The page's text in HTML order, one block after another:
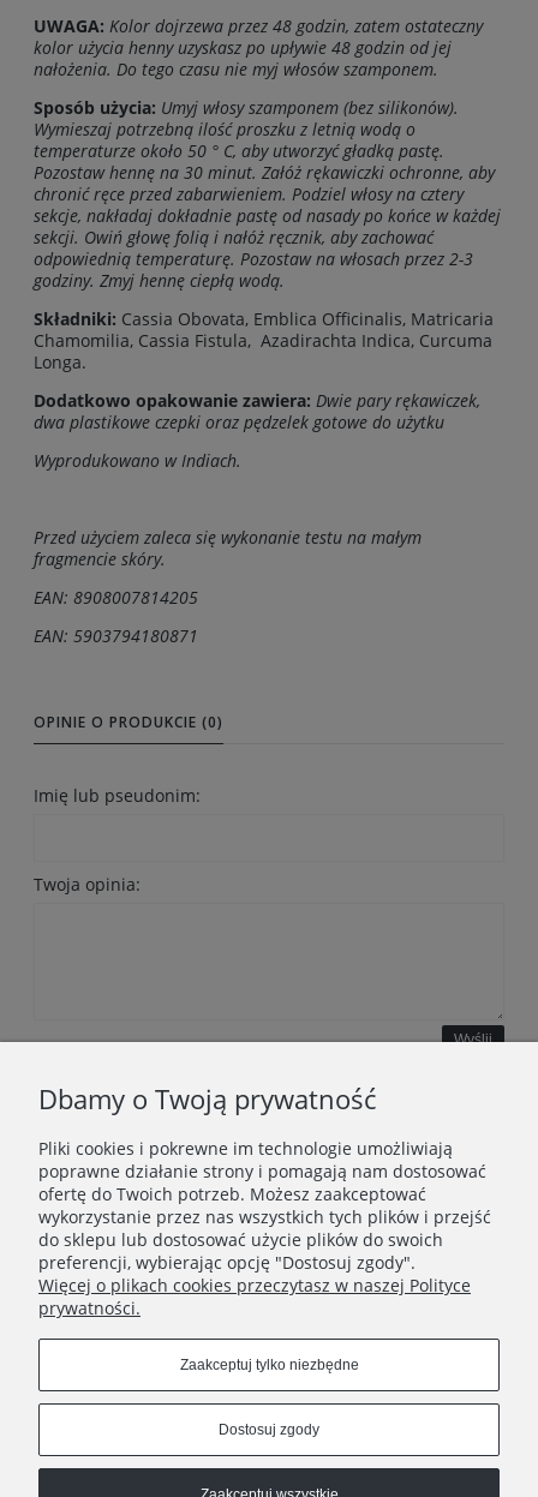
UWAGA: Kolor dojrzewa przez 48 godzin, zatem ostateczny
kolor użycia henny uzyskasz po upływie 48 godzin od jej
nałożenia. Do tego czasu nie myj włosów szamponem.
Sposób użycia: Umyj włosy szamponem (bez silikonów).
Wymieszaj potrzebną ilość proszku z letnią wodą o
temperaturze około 50 ° C, aby utworzyć gładką pastę.
Pozostaw hennę na 30 minut. Załóż rękawiczki ochronne, aby
chronić ręce przed zabarwieniem. Podziel włosy na cztery
sekcje, nakładaj dokładnie pastę od nasady po końce w każdej
sekcji. Owiń głowę folią i nałóż ręcznik, aby zachować
odpowiednią temperaturę. Pozostaw na włosach przez 2-3
godziny. Zmyj hennę ciepłą wodą.
Składniki: Cassia Obovata, Emblica Officinalis, Matricaria
Chamomilia, Cassia Fistula, Azadirachta Indica, Curcuma
Longa.
Dodatkowo opakowanie zawiera: Dwie pary rękawiczek,
dwa plastikowe czepki oraz pędzelek gotowe do użytku
Wyprodukowano w Indiach.
Przed użyciem zaleca się wykonanie testu na małym
fragmencie skóry.
EAN: 8908007814205
EAN: 5903794180871
OPINIE O PRODUKCIE (0)
Imię lub pseudonim:
Twoja opinia:
Wyślij
WAŻNE INFORMACJE
POLECANE STRONY
Dbamy o Twoją prywatność
Pliki cookies i pokrewne im technologie umożliwiają
poprawne działanie strony i pomagają nam dostosować
ofertę do Twoich potrzeb. Możesz zaakceptować
wykorzystanie przez nas wszystkich tych plików i przejść
do sklepu lub dostosować użycie plików do swoich
preferencji, wybierając opcję "Dostosuj zgody".
Więcej o plikach cookies przeczytasz w naszej Polityce
prywatności.
Zaakceptuj tylko niezbędne
Dostosuj zgody